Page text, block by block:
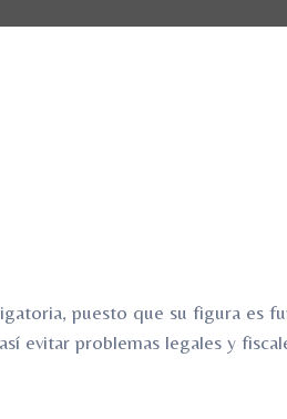
puesto que su figura es
evitar problemas legales y